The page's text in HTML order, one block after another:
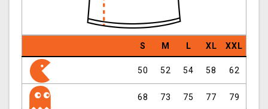
S M L XL XXL
50 52 54 58 62
68 73 75 77 79